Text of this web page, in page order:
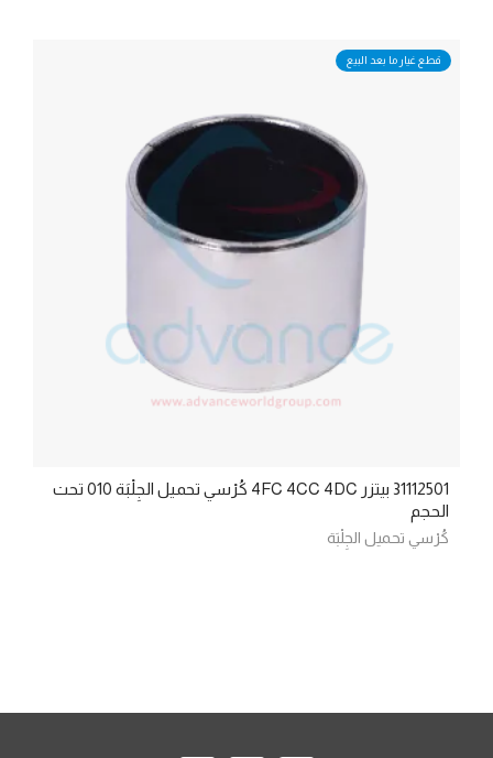
قطع غيار ما بعد البيع
31112501 بيتزر 4FC 4CC 4DC كُرْسي تحميل الجِلْبَة 010 تحت
الحجم
كُرْسي تحميل الجِلْبَة